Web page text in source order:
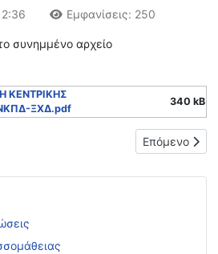
Εμφανίσεις: 250
συνημμένο αρχείο
ΚΕΝΤΡΙΚΗΣ
ΞΧΔ.pdf
340 kB
αξιολογ. πίνακα κατάταξης
Επόμενο
Επόμενο